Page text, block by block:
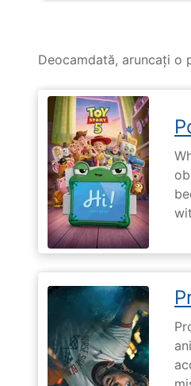
Deocamdată, aruncați o